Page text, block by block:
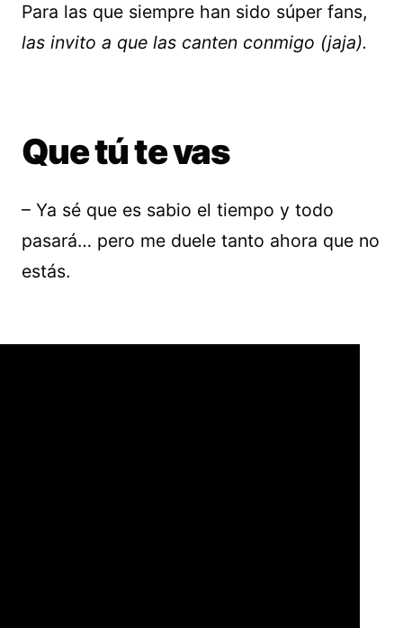
Para las que siempre han sido súper fans,
las invito a que las canten conmigo (jaja).
Que tú te vas
– Ya sé que es sabio el tiempo y todo
pasará… pero me duele tanto ahora que no
estás.